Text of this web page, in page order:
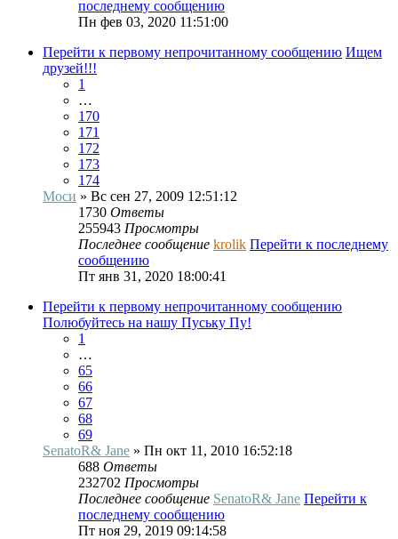
последнему сообщению
Пн фев 03, 2020 11:51:00
Перейти к первому непрочитанному сообщению Ищем
друзей!!!
1
…
170
171
172
173
174
Моси » Вс сен 27, 2009 12:51:12
1730 Ответы
255943 Просмотры
Последнее сообщение krolik Перейти к последнему
сообщению
Пт янв 31, 2020 18:00:41
Перейти к первому непрочитанному сообщению
Полюбуйтесь на нашу Пуську Пу!
1
…
65
66
67
68
69
SenatoR& Jane » Пн окт 11, 2010 16:52:18
688 Ответы
232702 Просмотры
Последнее сообщение SenatoR& Jane Перейти к
последнему сообщению
Пт ноя 29, 2019 09:14:58